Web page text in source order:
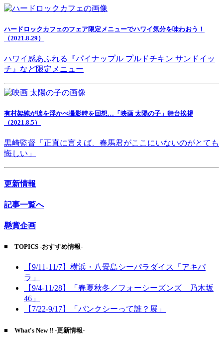
ハードロックカフェのフェア限定メニューでハワイ気分を味わおう！
（2021.8.29）
ハワイ感あふれる『パイナップル プルドチキン サンドイッ
チ』など限定メニュー
有村架純が涙を浮かべ撮影時を回想…「映画 太陽の子」舞台挨拶
（2021.8.5）
黒崎監督「正直に言えば、春馬君がここにいないのがとても
悔しい」
更新情報
記事一覧へ
懸賞企画
■ TOPICS -おすすめ情報-
【9/11-11/7】横浜・八景島シーパラダイス「アキパ
ラ」
【9/4-11/28】「春夏秋冬／フォーシーズンズ 乃木坂
46」
【7/22-9/17】「バンクシーって誰？展」
■ What's New !! -更新情報-